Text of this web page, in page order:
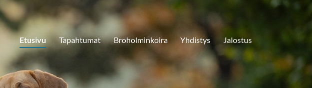
Etusivu Tapahtumat Broholminkoira Yhdistys Jalostus